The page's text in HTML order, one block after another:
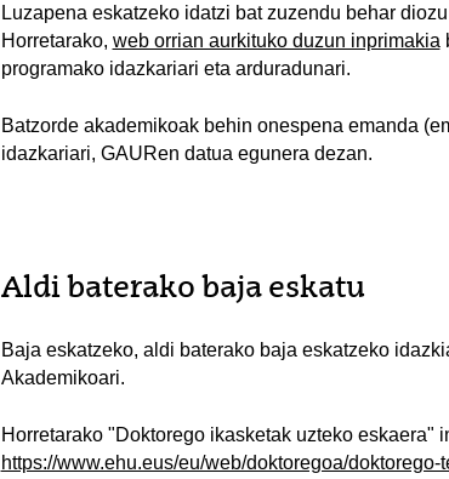
Luzapena eskatzeko idatzi bat zuzendu behar
Horretarako, web orrian aurkituko duzun inprimakia
programako idazkariari eta arduradunari.
Batzorde akademikoak behin onespena emanda
idazkariari, GAURen datua egunera dezan.
Aldi baterako baja eskatu
Baja eskatzeko, aldi baterako baja eskatzeko
Akademikoari.
Horretarako "Doktorego ikasketak uzteko eskaera"
https://www.ehu.eus/eu/web/doktoregoa/doktorego-